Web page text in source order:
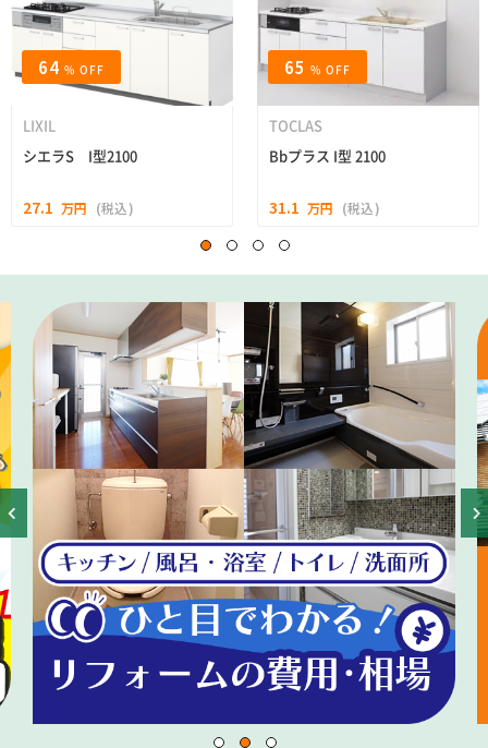
64% OFF
LIXIL
シエラS I型2100
27.1 万円 (税込)
65% OFF
TOCLAS
Bbプラス I型 2100
31.1 万円 (税込)